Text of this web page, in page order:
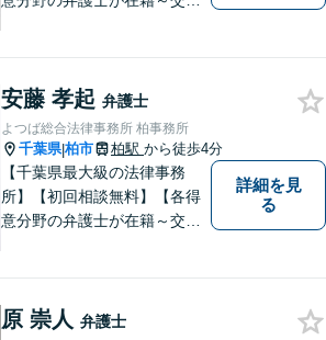
安藤 孝起 弁護士
よつば総合法律事務所 柏事務所
千葉県|柏市 柏駅 から徒歩4分
【千葉県最大級の法律事務
所】【初回相談無料】【各得
意分野の弁護士が在籍～交通
詳細を見
る
原 崇人 弁護士